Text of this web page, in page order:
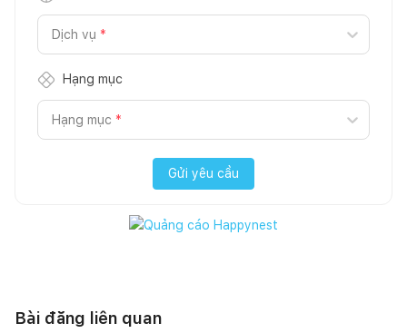
Dịch vụ *
Hạng mục
Hạng mục *
Gửi yêu cầu
Bài đăng liên quan